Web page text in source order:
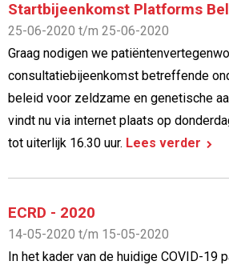
Startbijeenkomst Platforms
25-06-2020 t/m 25-06-2020
Graag nodigen we
consultatiebijeenkomst betreffende
beleid voor zeldzame en genetische
vindt nu via internet plaats op
tot uiterlijk 16.30 uur. Lees verder
ECRD - 2020
14-05-2020 t/m 15-05-2020
In het kader van de huidige COVID-19